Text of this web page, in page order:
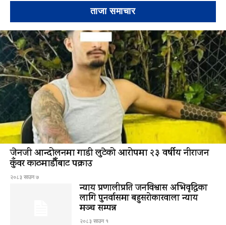
ताजा समाचार
जेनजी आन्दोलनमा गाडी लुटेको आरोपमा २३ वर्षीय नीराजन
कुँवर काठमाडौँबाट पक्राउ
२०८३ साउन ७
न्याय प्रणालीप्रति जनविश्वास अभिवृद्धिका
लागि पुनर्वासमा बहुसरोकारवाला न्याय
मञ्च सम्पन्न
२०८३ साउन १